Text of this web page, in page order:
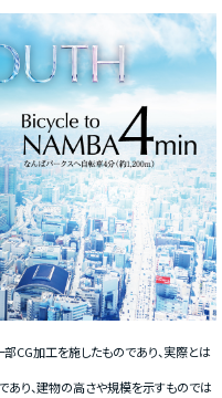
加工を施したものであり、実際とは
り、建物の高さや規模を示すものでは